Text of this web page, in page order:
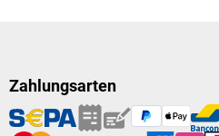
Zahlungsarten